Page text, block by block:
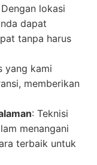
lokasi
dapat
tanpa harus
yang kami
memberikan
: Teknisi
menangani
terbaik untuk